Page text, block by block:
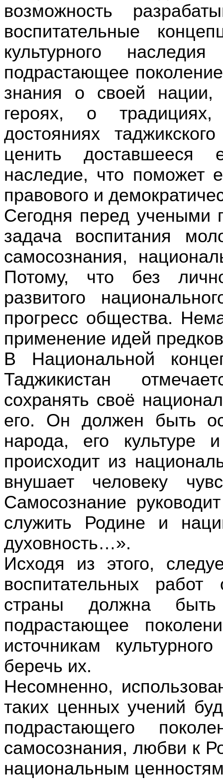
возможность
воспитательные
культурного
подрастающее
знания о своей нации,
героях, о
достояниях
ценить доставшееся
наследие, что поможет
правового и
Сегодня перед учеными
задача воспитания
самосознания,
Потому, что без
развитого
прогресс общества.
применение идей
В Национальной
Таджикистан
сохранять своё
его. Он должен быть
народа, его культуре
происходит из
внушает человеку
Самосознание
служить Родине и
духовность…».
Исходя из этого,
воспитательных работ
страны должна
подрастающее
источникам
беречь их.
Несомненно,
таких ценных учений
подрастающего
самосознания, любви к
национальным